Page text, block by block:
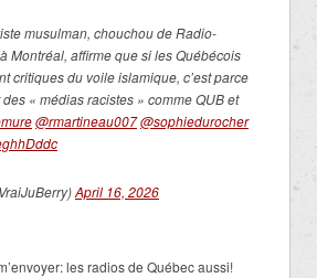
musulman, chouchou de Radio-
Montréal, affirme que si les Québécois
critiques du voile islamique, c’est parce
« médias racistes » comme QUB et
@rmartineau007@sophiedurocher
April 16, 2026
les radios de Québec aussi!